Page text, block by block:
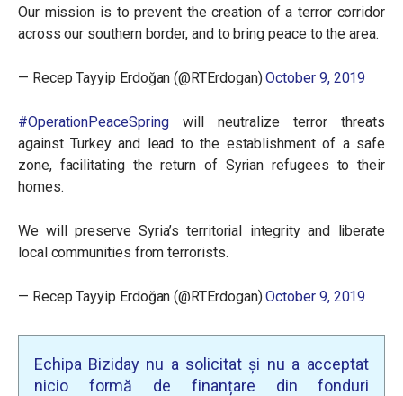
Our mission is to prevent the creation of a terror corridor
across our southern border, and to bring peace to the area.
— Recep Tayyip Erdoğan (@RTErdogan)October 9, 2019
#OperationPeaceSpringwill neutralize terror threats
against Turkey and lead to the establishment of a safe
zone, facilitating the return of Syrian refugees to their
homes.
We will preserve Syria’s territorial integrity and liberate
local communities from terrorists.
— Recep Tayyip Erdoğan (@RTErdogan)October 9, 2019
Echipa Biziday nu a solicitat și nu a acceptat
nicio formă de finanțare din fonduri